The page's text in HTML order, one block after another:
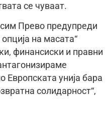
се чуваат.
Прево предупреди
на масата“
финансиски и правни
Европската унија бара
солидарност“,